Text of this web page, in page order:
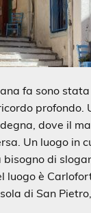
fa sono
profondo.
dove il
Un luogo in
bisogno di
luogo è
di San